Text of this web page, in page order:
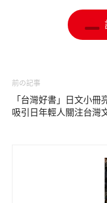
前の記事
「台灣好書」日文小冊
吸引日年輕人關注台灣